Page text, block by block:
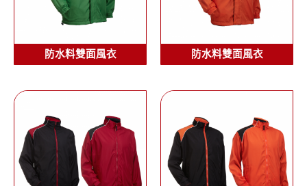
防水料雙面風衣 防水料雙面風衣